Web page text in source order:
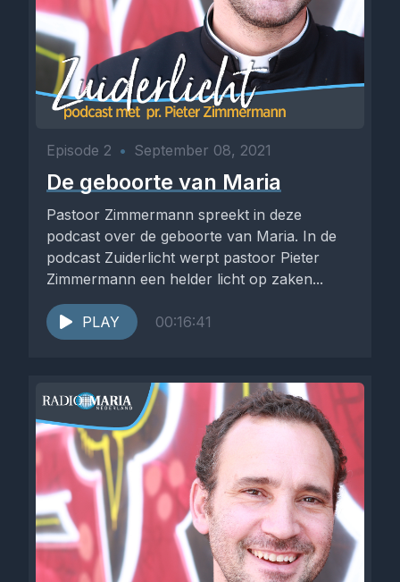
Episode 2 • September 08, 2021
De geboorte van Maria
Pastoor Zimmermann spreekt in deze
podcast over de geboorte van Maria. In de
podcast Zuiderlicht werpt pastoor Pieter
Zimmermann een helder licht op zaken...
PLAY 00:16:41